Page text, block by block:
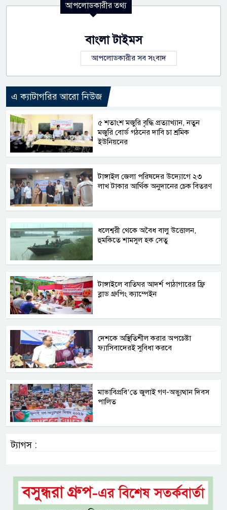
আপলোডকারীর তথ্য
বাংলা টাইমস
আপলোডকারীর সব সংবাদ
এ ক্যাটাগরির আরো নিউজ
৫ শতাংশ মজুরি বৃদ্ধি প্রত্যাখ্যান, নতুন
মজুরি বোর্ড গঠনের দাবি চা শ্রমিক
ইউনিয়নের
টাঙ্গাইল জেলা পরিষদের উদ্যোগে ২৩
লাখ টাকার আর্থিক অনুদানের চেক বিতরণ
ধলেশ্বরী থেকে অবৈধ বালু উত্তোলন,
হুমকিতে শামসুল হক সেতু
টাঙ্গাইলে বাতিঘর আদর্শ পাঠাগারের ফ্রি
ব্লাড গ্রুপিং ক্যাম্পেইন
দেশকে অস্থিতিশীল করার অপচেষ্টা
ফ্যাসিবাদেরই সুবিধা করবে
মাভাবিপ্রবি’তে জুলাই গণ-অভ্যুত্থান দিবস
পালিত
ট্যাগস :